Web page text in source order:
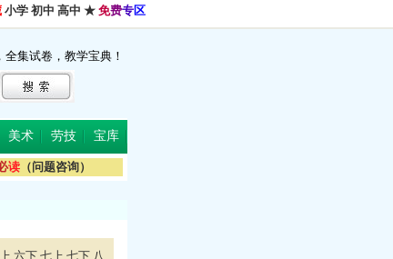
小学 初中 高中 ★ 免费专区
集试卷，教学宝典！
美术 劳技 宝库
读 （问题咨询）
六下 七上 七下 八